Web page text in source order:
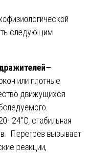
следующим
—
или плотные
движущихся
24°С, стабильная
Перегрев вызывает
реакции,